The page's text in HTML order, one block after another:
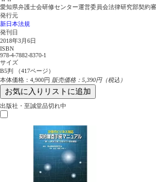
愛知県弁護士会研修センター運営委員会法律研究部契約
発行元
新日本法規
発刊日
2018年3月6日
ISBN
978-4-7882-8370-1
サイズ
B5判 （417ページ）
本体価格：4,900円 販売価格：5,390円（税込）
お気に入りリストに追加
出版社・至誠堂品切れ中